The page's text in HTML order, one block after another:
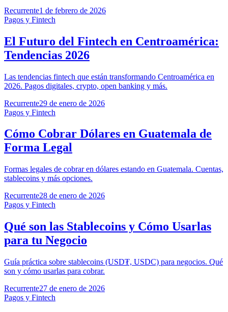
Recurrente1 de febrero de 2026
Pagos y Fintech
El Futuro del Fintech en Centroamérica:
Tendencias 2026
Las tendencias fintech que están transformando Centroamérica en
2026. Pagos digitales, crypto, open banking y más.
Recurrente29 de enero de 2026
Pagos y Fintech
Cómo Cobrar Dólares en Guatemala de
Forma Legal
Formas legales de cobrar en dólares estando en Guatemala. Cuentas,
stablecoins y más opciones.
Recurrente28 de enero de 2026
Pagos y Fintech
Qué son las Stablecoins y Cómo Usarlas
para tu Negocio
Guía práctica sobre stablecoins (USD₮, USDC) para negocios. Qué
son y cómo usarlas para cobrar.
Recurrente27 de enero de 2026
Pagos y Fintech